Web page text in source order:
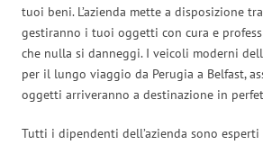
tuoi beni. L’azienda mette a disposizione
gestiranno i tuoi oggetti con cura e
che nulla si danneggi. I veicoli moderni
per il lungo viaggio da Perugia a Belfast,
oggetti arriveranno a destinazione in
Tutti i dipendenti dell’azienda sono